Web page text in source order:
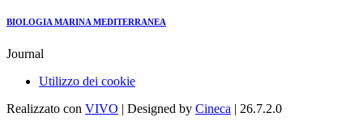
BIOLOGIA MARINA MEDITERRANEA
Journal
Utilizzo dei cookie
Realizzato con VIVO | Designed by Cineca | 26.7.2.0